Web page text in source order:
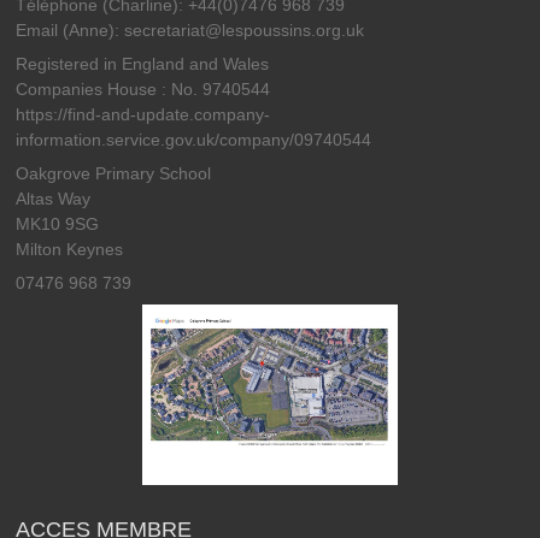
Téléphone (Charline): +44(0)7476 968 739
Email (Anne): secretariat@lespoussins.org.uk
Registered in England and Wales
Companies House : No. 9740544
https://find-and-update.company-
information.service.gov.uk/company/09740544
Oakgrove Primary School
Altas Way
MK10 9SG
Milton Keynes
07476 968 739
ACCES MEMBRE